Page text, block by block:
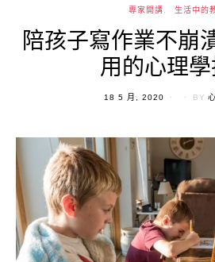
專家開講 生活中的
陪孩子寫作業不崩
用的心理
POSTED
18 5 月, 2020 BY